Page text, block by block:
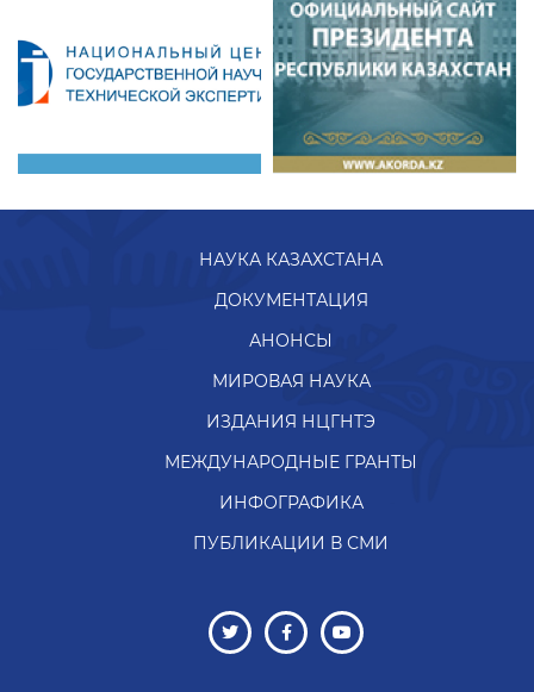
НАУКА КАЗАХСТАНА
ДОКУМЕНТАЦИЯ
АНОНСЫ
МИРОВАЯ НАУКА
ИЗДАНИЯ НЦГНТЭ
МЕЖДУНАРОДНЫЕ ГРАНТЫ
ИНФОГРАФИКА
ПУБЛИКАЦИИ В СМИ